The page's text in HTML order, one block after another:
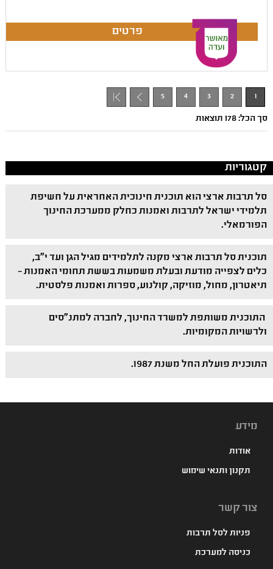
1
2
3
4
5
סך הכל: 178 תוצאות
קטגוריות
סל תרבות ארצי הוא תוכנית חינוכית האחראית על חשיפת
תלמידי ישראל לתרבות ואמנות כחלק ממערכת החינוך
הפורמאלי.
תוכנית סל תרבות ארצי מקנה לתלמידים מגיל הגן ועד י"ב,
כלים לצפייה מודעת ובעלת משמעות בששת תחומי האמנות –
תיאטרון, מחול, מוזיקה, קולנוע, ספרות ואמנות פלסטית.
התוכנית משותפת למשרד החינוך, לחברה למתנ"סים
ולרשויות המקומיות.
התוכנית פועלת החל משנת 1987.
מידע
אודות
תקנון ותנאי שימוש
צור קשר
פניות לסל תרבות
כניסה למערכת